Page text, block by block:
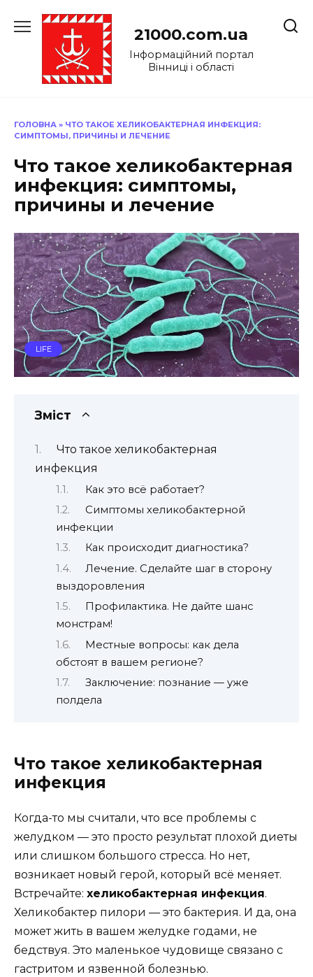
до
21000.com.ua
Інформаційний портал
Вінниці і області
ГОЛОВНА » ЧТО ТАКОЕ ХЕЛИКОБАКТЕРНАЯ ИНФЕКЦИЯ:
СИМПТОМЫ, ПРИЧИНЫ И ЛЕЧЕНИЕ
Что такое хеликобактерная
инфекция: симптомы,
причины и лечение
LIFE
Зміст
Что такое хеликобактерная
инфекция
Как это всё работает?
Симптомы хеликобактерной
инфекции
Как происходит диагностика?
Лечение. Сделайте шаг в сторону
выздоровления
Профилактика. Не дайте шанс
монстрам!
Местные вопросы: как дела
обстоят в вашем регионе?
Заключение: познание — уже
полдела
Что такое хеликобактерная
инфекция
Когда-то мы считали, что все проблемы с
желудком — это просто результат плохой диеты
или слишком большого стресса. Но нет,
возникает новый герой, который всё меняет.
Встречайте: хеликобактерная инфекция.
Хеликобактер пилори — это бактерия. И да, она
может жить в вашем желудке годами, не
бедствуя. Это маленькое чудовище связано с
гастритом и язвенной болезнью.